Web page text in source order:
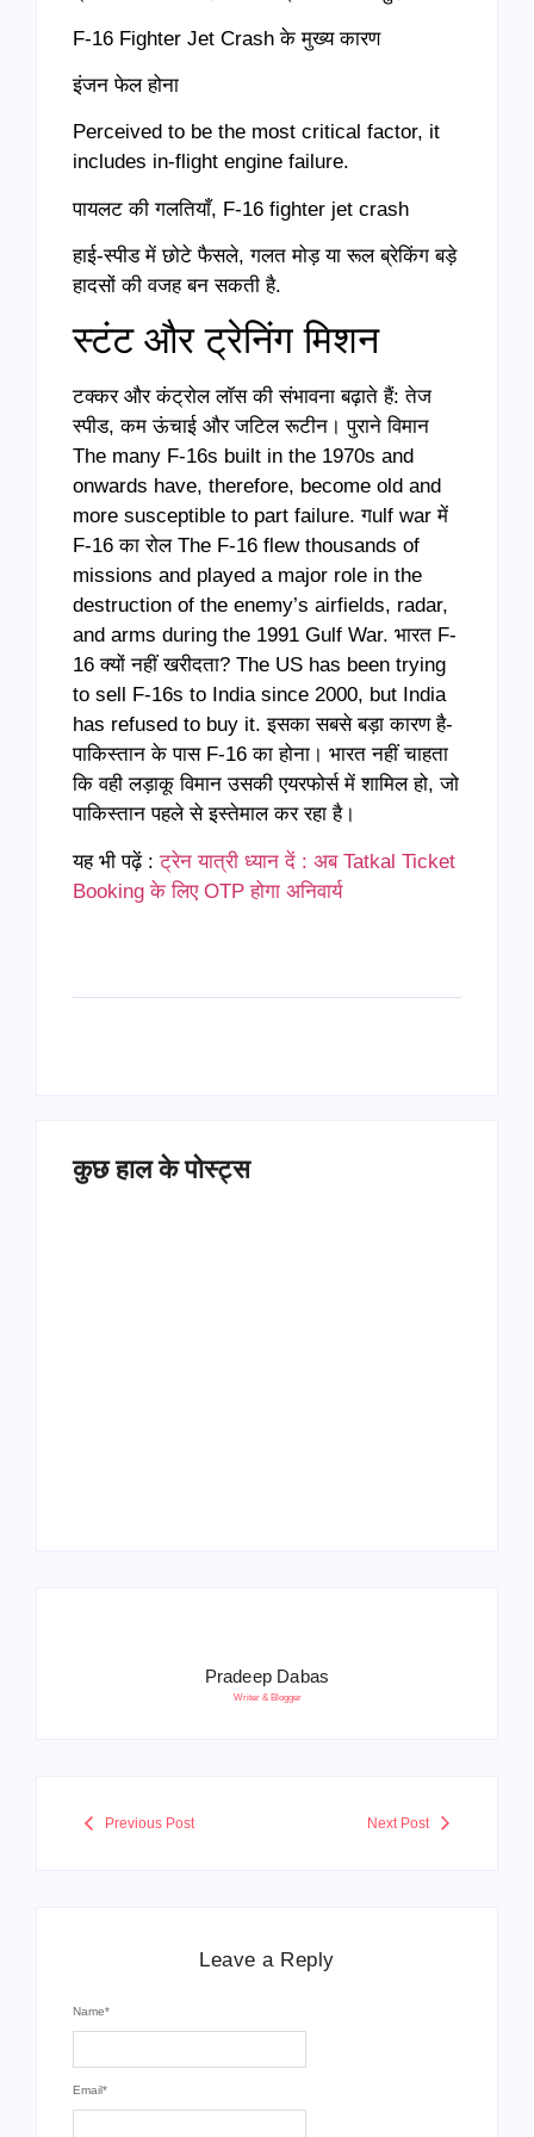
F-16 Fighter Jet Crash के मुख्य कारण
इंजन फेल होना
Perceived to be the most critical factor, it
includes in-flight engine failure.
पायलट की गलतियाँ, F-16 fighter jet crash
हाई-स्पीड में छोटे फैसले, गलत मोड़ या रूल ब्रेकिंग बड़े
हादसों की वजह बन सकती है.
स्टंट और ट्रेनिंग मिशन
टक्कर और कंट्रोल लॉस की संभावना बढ़ाते हैं: तेज
स्पीड, कम ऊंचाई और जटिल रूटीन। पुराने विमान
The many F-16s built in the 1970s and
onwards have, therefore, become old and
more susceptible to part failure. गulf war में
F-16 का रोल The F-16 flew thousands of
missions and played a major role in the
destruction of the enemy’s airfields, radar,
and arms during the 1991 Gulf War. भारत F-
16 क्यों नहीं खरीदता? The US has been trying
to sell F-16s to India since 2000, but India
has refused to buy it. इसका सबसे बड़ा कारण है-
पाकिस्तान के पास F-16 का होना। भारत नहीं चाहता
कि वही लड़ाकू विमान उसकी एयरफोर्स में शामिल हो, जो
पाकिस्तान पहले से इस्तेमाल कर रहा है।
यह भी पढ़ें :ट्रेन यात्री ध्यान दें : अब Tatkal Ticket
Booking के लिए OTP होगा अनिवार्य
कुछ हाल के पोस्ट्स
Pradeep Dabas
Writer & Blogger
Previous Post Next Post
Leave a Reply
Name*
Email*